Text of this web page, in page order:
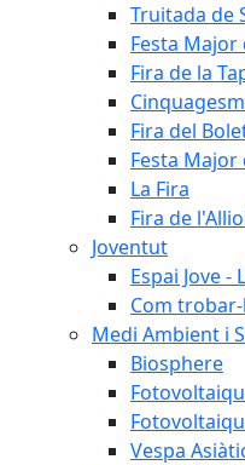
Truitada de
Festa Major
Fira de la
Fira del
Festa Major
La Fira
Fira de
Joventut
Espai Jove -
Com
Medi Ambient i
Biosphere
Vespa